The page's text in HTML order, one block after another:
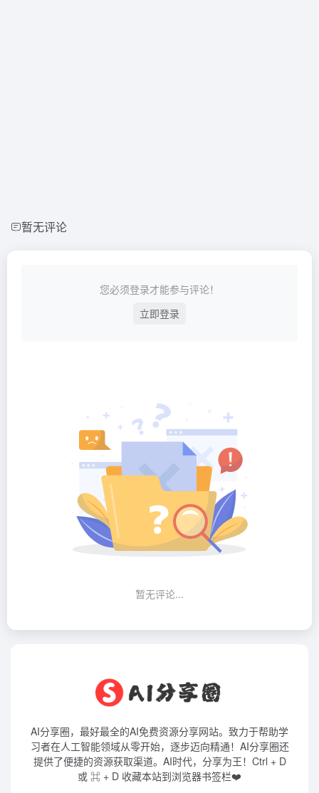
暂无评论
您必须登录才能参与评论！
立即登录
暂无评论...
AI分享圈，最好最全的AI免费资源分享网站。致力于帮助学
习者在人工智能领域从零开始，逐步迈向精通！AI分享圈还
提供了便捷的资源获取渠道。AI时代，分享为王！Ctrl + D
或 ⌘ + D 收藏本站到浏览器书签栏❤️